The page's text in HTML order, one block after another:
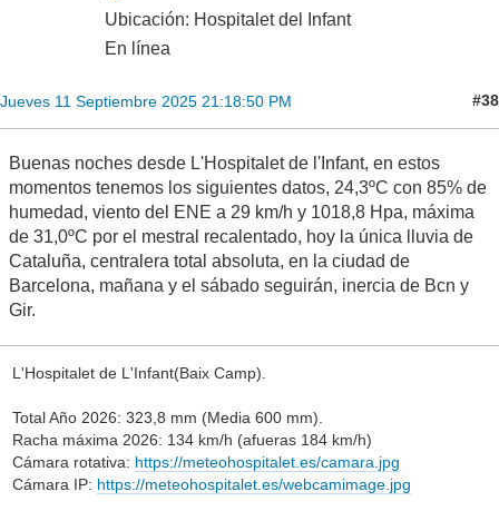
Ubicación: Hospitalet del Infant
En línea
Jueves 11 Septiembre 2025 21:18:50 PM #38
Buenas noches desde L'Hospitalet de l'Infant, en estos
momentos tenemos los siguientes datos, 24,3ºC con 85% de
humedad, viento del ENE a 29 km/h y 1018,8 Hpa, máxima
de 31,0ºC por el mestral recalentado, hoy la única lluvia de
Cataluña, centralera total absoluta, en la ciudad de
Barcelona, mañana y el sábado seguirán, inercia de Bcn y
Gir.
L'Hospitalet de L'Infant(Baix Camp).
Total Año 2026: 323,8 mm (Media 600 mm).
Racha máxima 2026: 134 km/h (afueras 184 km/h)
Cámara rotativa: https://meteohospitalet.es/camara.jpg
Cámara IP: https://meteohospitalet.es/webcamimage.jpg